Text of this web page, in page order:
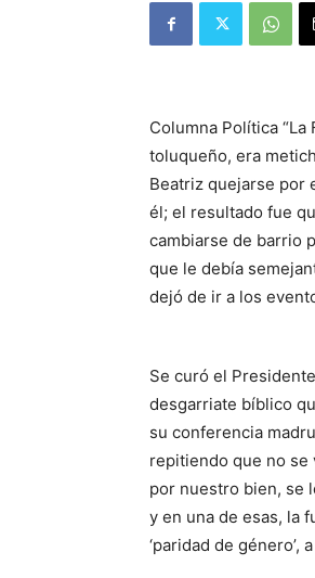
Columna Política
toluqueño, era
Beatriz quejarse por
él; el resultado fue
cambiarse de barrio
que le debía
dejó de ir a los
Se curó el
desgarriate bíblico
su conferencia
repitiendo que no se
por nuestro bien, se
y en una de esas, la
‘paridad de género’,